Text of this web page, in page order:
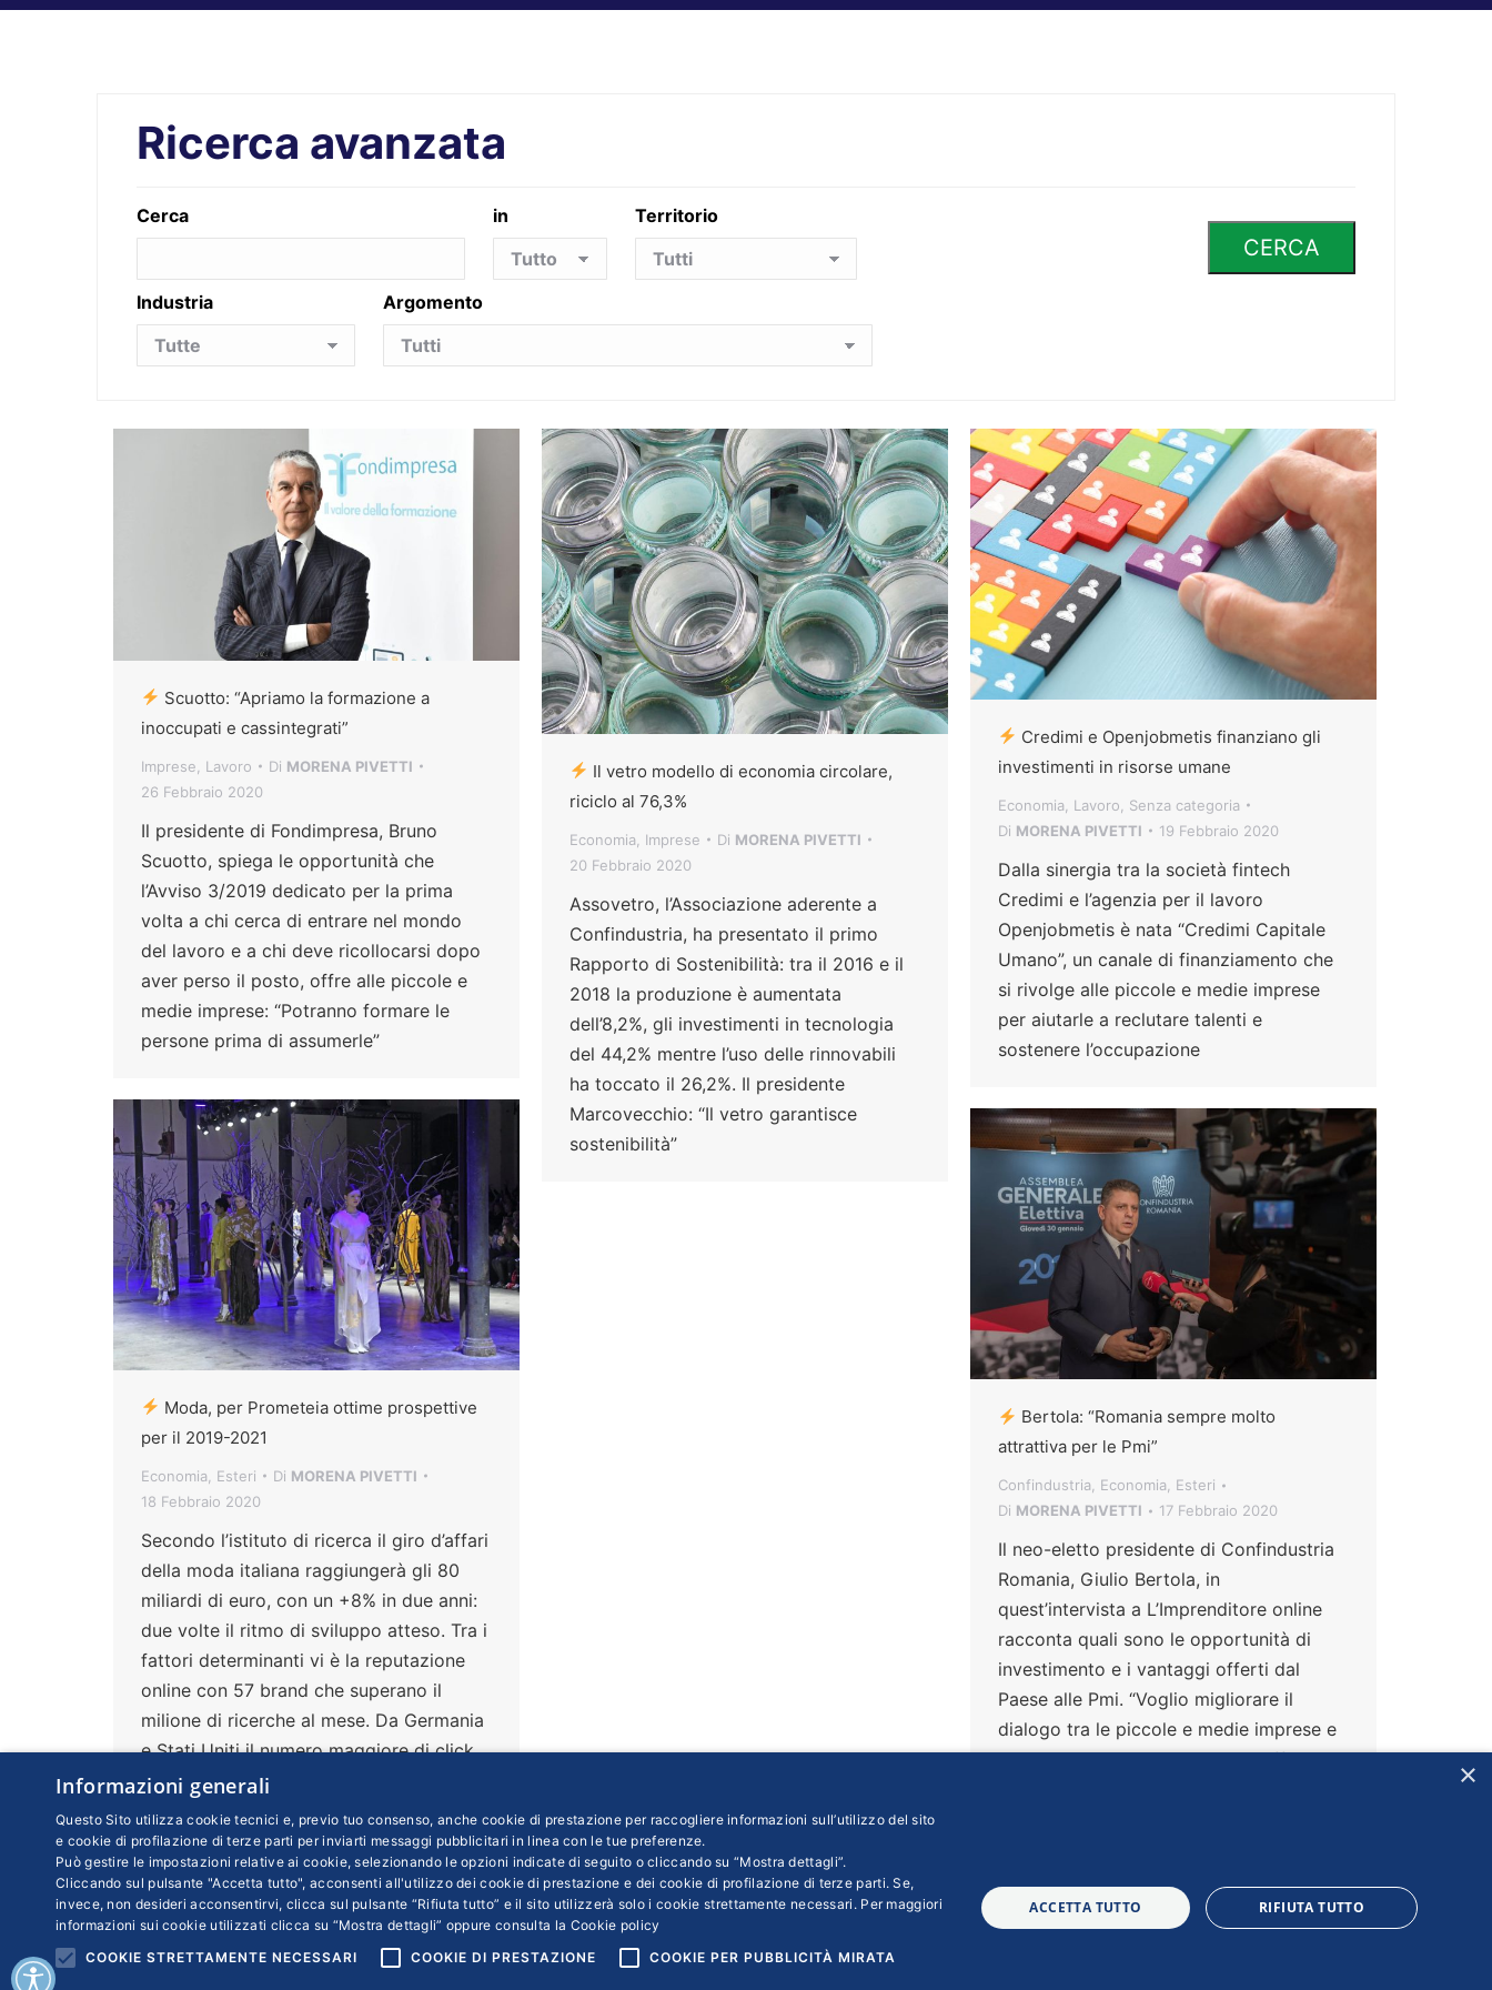
Ricerca avanzata
Cerca in Territorio
Industria Argomento
Scuotto: “Apriamo la formazione a
inoccupati e cassintegrati”
Imprese Lavoro Di MORENA PIVETTI
26 Febbraio 2020
Il presidente di Fondimpresa, Bruno
Scuotto, spiega le opportunità che
l’Avviso 3/2019 dedicato per la prima
volta a chi cerca di entrare nel mondo
del lavoro e a chi deve ricollocarsi dopo
aver perso il posto, offre alle piccole e
medie imprese: “Potranno formare le
persone prima di assumerle”
Il vetro modello di economia circolare,
riciclo al 76,3%
Economia Imprese Di MORENA PIVETTI
20 Febbraio 2020
Assovetro, l’Associazione aderente a
Confindustria, ha presentato il primo
Rapporto di Sostenibilità: tra il 2016 e il
2018 la produzione è aumentata
dell’8,2%, gli investimenti in tecnologia
del 44,2% mentre l’uso delle rinnovabili
ha toccato il 26,2%. Il presidente
Marcovecchio: “Il vetro garantisce
sostenibilità”
Credimi e Openjobmetis finanziano gli
investimenti in risorse umane
Economia Lavoro
Senza categoria
Di MORENA PIVETTI 19 Febbraio 2020
Dalla sinergia tra la società fintech
Credimi e l’agenzia per il lavoro
Openjobmetis è nata “Credimi Capitale
Umano”, un canale di finanziamento che
si rivolge alle piccole e medie imprese
per aiutarle a reclutare talenti e
sostenere l’occupazione
Moda, per Prometeia ottime prospettive
per il 2019-2021
Economia Esteri Di MORENA PIVETTI
18 Febbraio 2020
Secondo l’istituto di ricerca il giro d’affari
della moda italiana raggiungerà gli 80
miliardi di euro, con un +8% in due anni:
due volte il ritmo di sviluppo atteso. Tra i
fattori determinanti vi è la reputazione
online con 57 brand che superano il
milione di ricerche al mese. Da Germania
e Stati Uniti il numero maggiore di click
Bertola: “Romania sempre molto
attrattiva per le Pmi”
Confindustria, Economia, Esteri
Di MORENA PIVETTI 17 Febbraio 2020
Il neo-eletto presidente di Confindustria
Romania, Giulio Bertola, in
quest’intervista a L’Imprenditore online
racconta quali sono le opportunità di
investimento e i vantaggi offerti dal
Paese alle Pmi. “Voglio migliorare il
dialogo tra le piccole e medie imprese e
le grandi industrie associate e rafforzare
← 1 2 3 4 5
×
Informazioni generali
Questo Sito utilizza cookie tecnici e, previo tuo consenso, anche cookie di prestazione per raccogliere informazioni sull’utilizzo del sito
e cookie di profilazione di terze parti per inviarti messaggi pubblicitari in linea con le tue preferenze.
Può gestire le impostazioni relative ai cookie, selezionando le opzioni indicate di seguito o cliccando su “Mostra dettagli”.
Cliccando sul pulsante "Accetta tutto", acconsenti all'utilizzo dei cookie di prestazione e dei cookie di profilazione di terze parti. Se,
invece, non desideri acconsentirvi, clicca sul pulsante “Rifiuta tutto” e il sito utilizzerà solo i cookie strettamente necessari. Per maggiori
informazioni sui cookie utilizzati clicca su “Mostra dettagli” oppure consulta la Cookie policy
COOKIE STRETTAMENTE NECESSARI
COOKIE DI PRESTAZIONE COOKIE PER PUBBLICITÀ MIRATA
ACCETTA TUTTO RIFIUTA TUTTO